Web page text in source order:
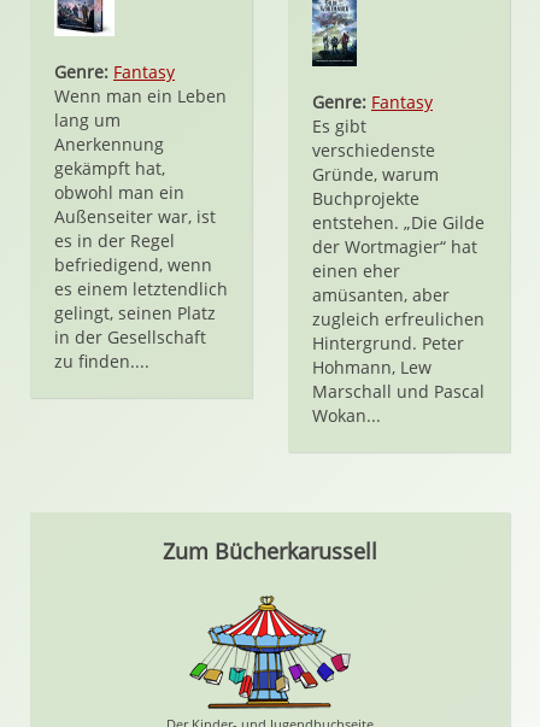
Genre: Fantasy
Wenn man ein Leben
lang um
Anerkennung
gekämpft hat,
obwohl man ein
Außenseiter war, ist
es in der Regel
befriedigend, wenn
es einem letztendlich
gelingt, seinen Platz
in der Gesellschaft
zu finden....
Genre: Fantasy
Es gibt
verschiedenste
Gründe, warum
Buchprojekte
entstehen. „Die Gilde
der Wortmagier“ hat
einen eher
amüsanten, aber
zugleich erfreulichen
Hintergrund. Peter
Hohmann, Lew
Marschall und Pascal
Wokan...
Zum Bücherkarussell